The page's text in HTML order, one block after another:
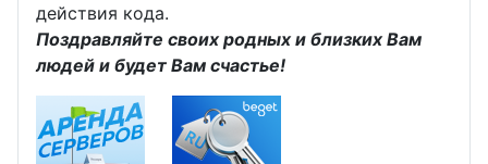
действия кода.
Поздравляйте своих родных и близких Вам
людей и будет Вам счастье!